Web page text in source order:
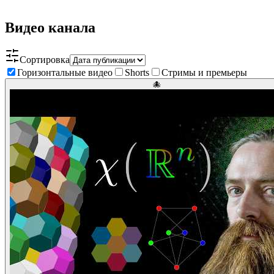
Видео канала
Сортировка
Горизонтальные видео
Shorts Стримы и премьеры
🐙